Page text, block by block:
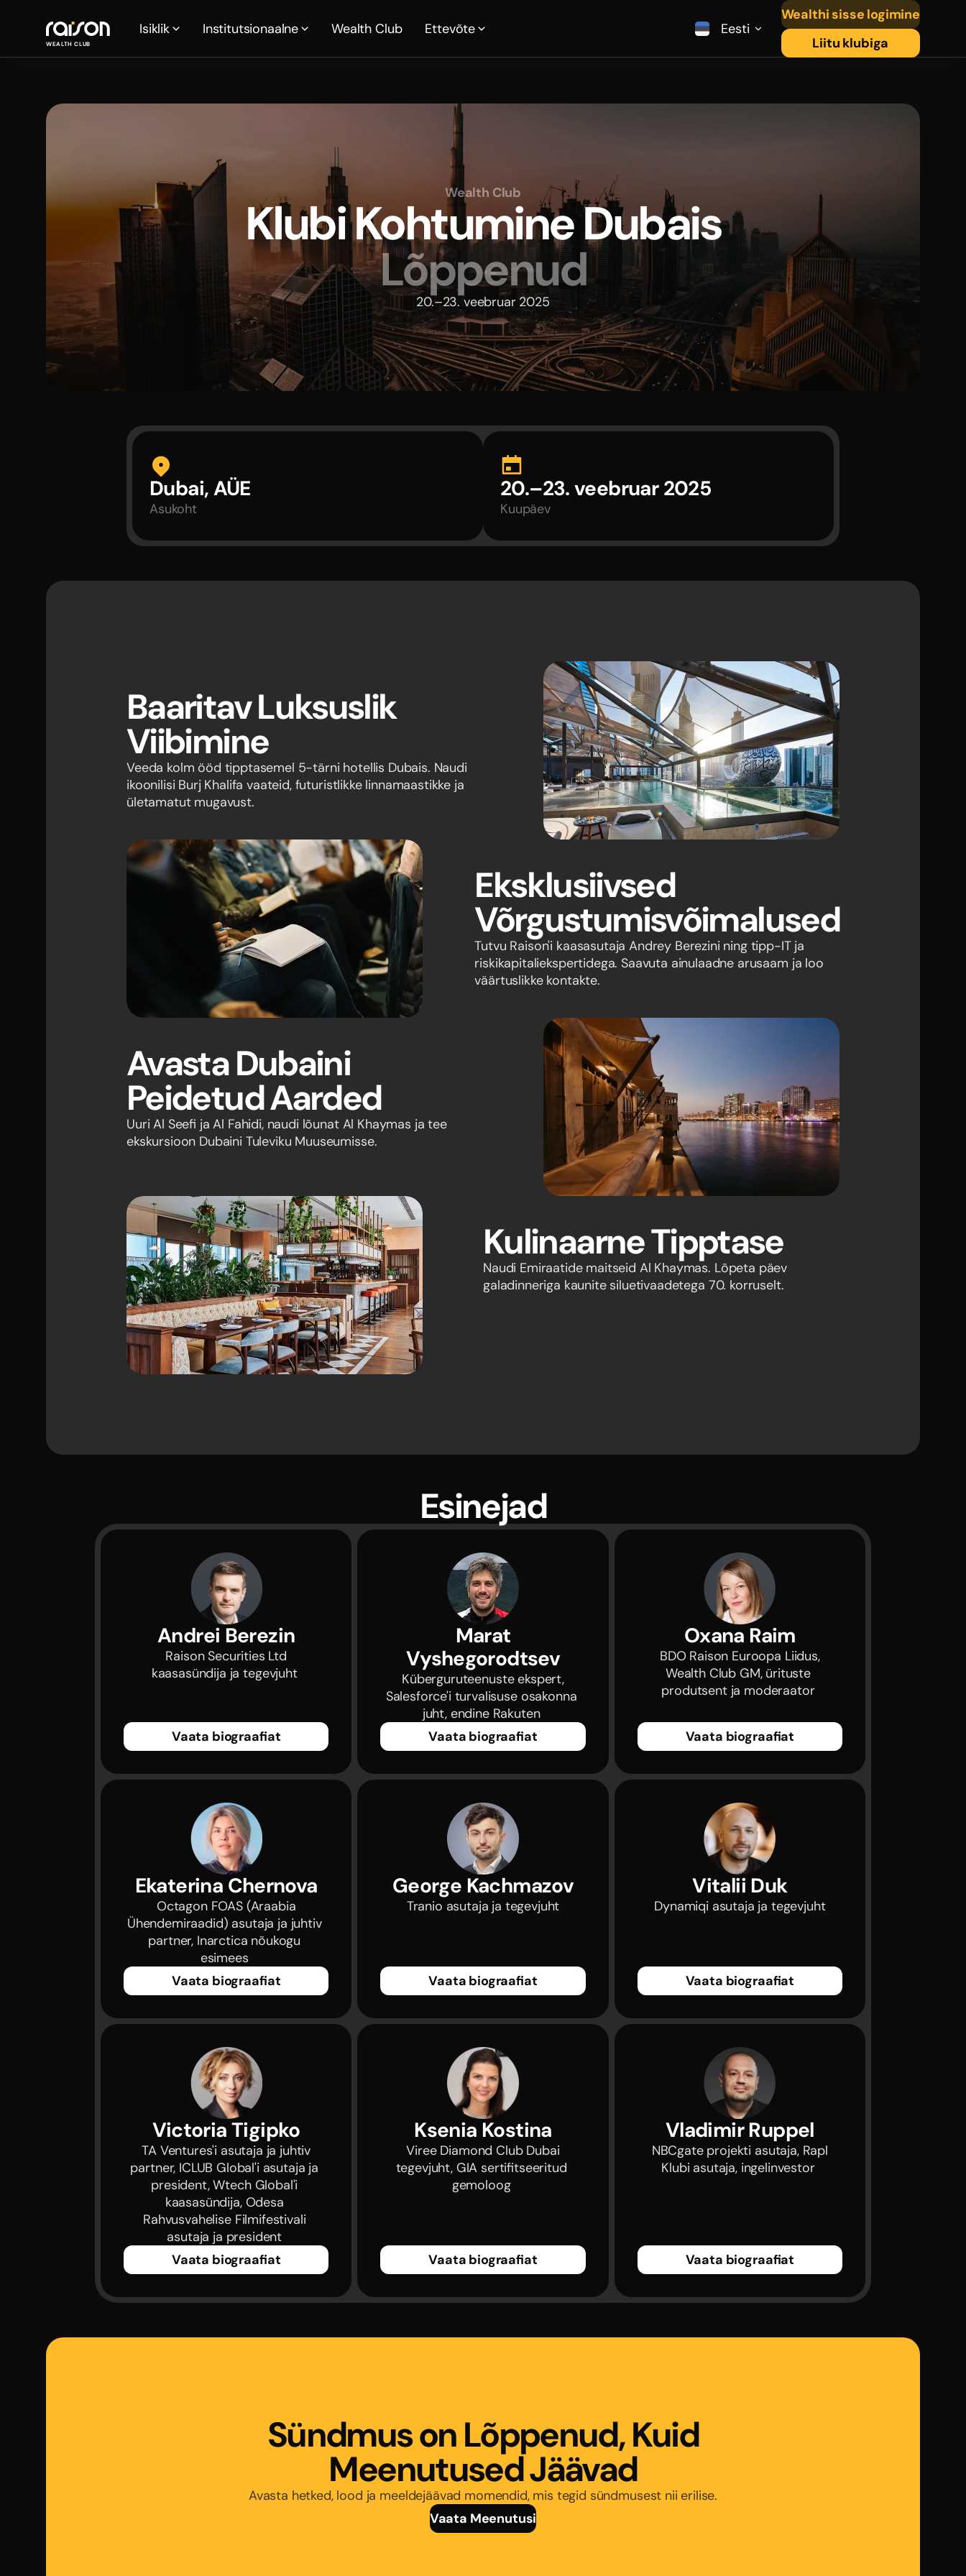
WEALTH CLUB
Isiklik Institutsionaalne Wealth Club Ettevõte Eesti
Wealthi sisse logimine
Liitu klubiga
Wealth Club
Klubi Kohtumine Dubais
Lõppenud
20.–23. veebruar 2025
Dubai, AÜE
Asukoht
20.–23. veebruar 2025
Kuupäev
Baaritav Luksuslik
Viibimine
Veeda kolm ööd tipptasemel 5-tärni hotellis Dubais. Naudi
ikoonilisi Burj Khalifa vaateid, futuristlikke linnamaastikke ja
ületamatut mugavust.
Eksklusiivsed
Võrgustumisvõimalused
Tutvu Raison'i kaasasutaja Andrey Berezini ning tipp-IT ja
riskikapitaliekspertidega. Saavuta ainulaadne arusaam ja loo
väärtuslikke kontakte.
Avasta Dubaini
Peidetud Aarded
Uuri Al Seefi ja Al Fahidi, naudi lõunat Al Khaymas ja tee
ekskursioon Dubaini Tuleviku Muuseumisse.
Kulinaarne Tipptase
Naudi Emiraatide maitseid Al Khaymas. Lõpeta päev
galadinneriga kaunite siluetivaadetega 70. korruselt.
Esinejad
Andrei Berezin
kaasasündija ja tegevjuht
Vaata biograafiat
Marat
Vyshegorodtsev
Salesforce'i turvalisuse osakonna
juht, endine Rakuten
Vaata biograafiat
Oxana Raim
Wealth Club GM, ürituste
produtsent ja moderaator
Vaata biograafiat
Ekaterina Chernova
Ühendemiraadid) asutaja ja juhtiv
partner, Inarctica nõukogu
esimees
Vaata biograafiat
George Kachmazov
Tranio asutaja ja tegevjuht
Vaata biograafiat
Vitalii Duk
Dynamiqi asutaja ja tegevjuht
Vaata biograafiat
Victoria Tigipko
TA Ventures'i asutaja ja juhtiv
partner, ICLUB Global'i asutaja ja
president, Wtech Global'i
kaasasündija, Odesa
Rahvusvahelise Filmifestivali
asutaja ja president
Vaata biograafiat
Ksenia Kostina
Viree Diamond Club Dubai
tegevjuht, GIA sertifitseeritud
gemoloog
Vaata biograafiat
Vladimir Ruppel
Klubi asutaja, ingelinvestor
Vaata biograafiat
Sündmus on Lõppenud, Kuid
Meenutused Jäävad
Avasta hetked, lood ja meeldejäävad momendid, mis tegid sündmusest nii erilise.
Vaata Meenutusi